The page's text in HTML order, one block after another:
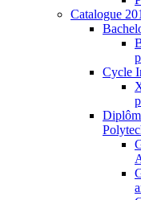
Catalogue
Cycle